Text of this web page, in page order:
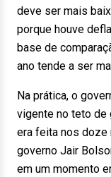
deve ser mais
porque houve
base de
ano tende a ser
Na prática, o
vigente no teto de
era feita nos doze
governo Jair
em um momento